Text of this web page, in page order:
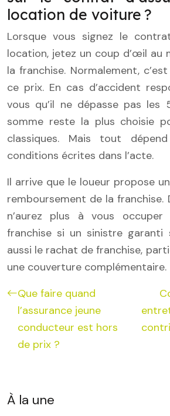
location de voiture ?
Lorsque vous signez le
location, jetez un coup d’œil au
la franchise. Normalement,
ce prix. En cas d’accident
vous qu’il ne dépasse pas les
somme reste la plus choisie
classiques. Mais tout
conditions écrites dans l’acte.
Il arrive que le loueur propose
remboursement de la franchise.
n’aurez plus à vous
franchise si un sinistre
aussi le rachat de franchise,
une couverture complémentaire.
Que faire quand
l’assurance jeune
conducteur est hors
de prix ?
À la une